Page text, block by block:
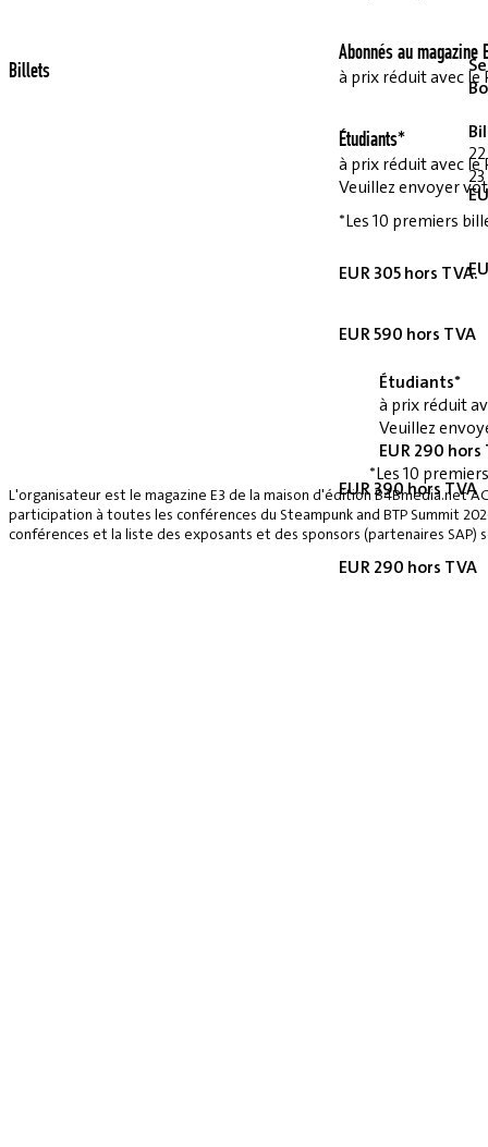
Abonnés au magazine
à prix réduit avec le
Étudiants*
à prix réduit avec le
Veuillez envoyer
*Les 10 premiers
EUR 305 hors TVA.
EUR 590 hors TVA
EUR 390 hors TVA
EUR 290 hors TVA
Billets
Étudiants*
à prix réduit
Veuillez
EUR 290 hors
*Les 10
L'organisateur est le magazine E3 de la maison d'édition B4Bmedia.net
participation à toutes les conférences du Steampunk and BTP Summit
conférences et la liste des exposants et des sponsors (partenaires